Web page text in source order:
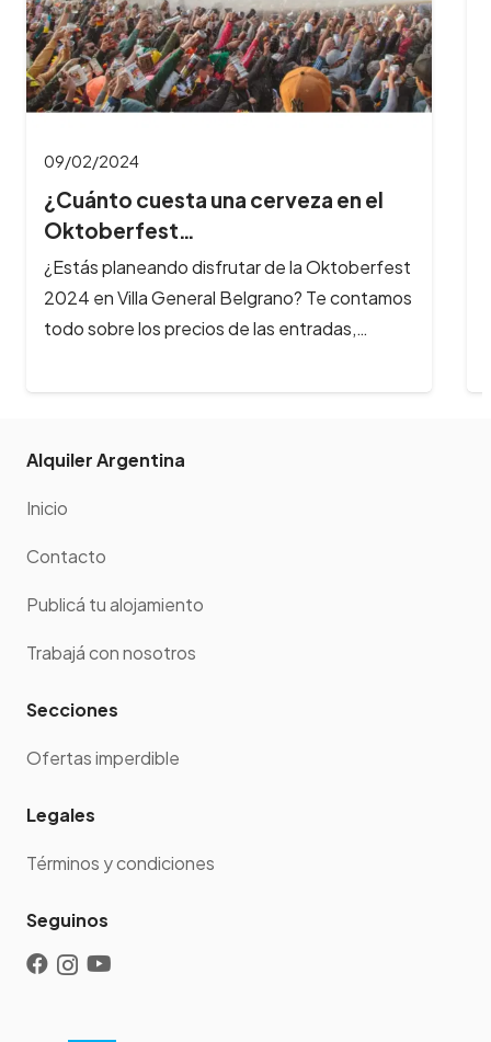
09/02/2024
¿Cuánto cuesta una cerveza en el
Oktoberfest…
¿Estás planeando disfrutar de la Oktoberfest
2024 en Villa General Belgrano? Te contamos
todo sobre los precios de las entradas,…
Alquiler Argentina
Inicio
Contacto
Publicá tu alojamiento
Trabajá con nosotros
Secciones
Ofertas imperdible
Legales
Términos y condiciones
Seguinos